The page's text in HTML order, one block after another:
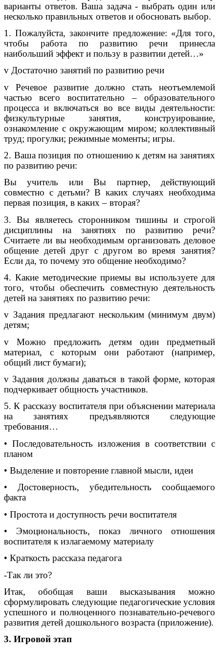
варианты ответов. Ваша задача - выбрать один или
несколько правильных ответов и обосновать выбор.
1. Пожалуйста, закончите предложение: «Для того,
чтобы работа по развитию речи принесла
наибольший эффект и пользу в развитии детей…»
v Достаточно занятий по развитию речи
v Речевое развитие должно стать неотъемлемой
частью всего воспитательно – образовательного
процесса и включаться во все виды деятельности:
физкультурные занятия, конструирование,
ознакомление с окружающим миром; коллективный
труд; прогулки; режимные моменты; игры.
2. Ваша позиция по отношению к детям на занятиях
по развитию речи:
Вы учитель или Вы партнер, действующий
совместно с детьми? В каких случаях необходима
первая позиция, в каких – вторая?
3. Вы являетесь сторонником тишины и строгой
дисциплины на занятиях по развитию речи?
Считаете ли вы необходимым организовать деловое
общение детей друг с другом во время занятия?
Если да, то почему это общение необходимо?
4. Какие методические приемы вы используете для
того, чтобы обеспечить совместную деятельность
детей на занятиях по развитию речи:
v Задания предлагают нескольким (минимум двум)
детям;
v Можно предложить детям один предметный
материал, с которым они работают (например,
общий лист бумаги);
v Задания должны даваться в такой форме, которая
подчеркивает общность участников.
5. К рассказу воспитателя при объяснении материала
на занятиях предъявляются следующие
требования…
• Последовательность изложения в соответствии с
планом
• Выделение и повторение главной мысли, идеи
• Достоверность, убедительность сообщаемого
факта
• Простота и доступность речи воспитателя
• Эмоциональность, показ личного отношения
воспитателя к излагаемому материалу
• Краткость рассказа педагога
-Так ли это?
Итак, обобщая ваши высказывания можно
сформулировать следующие педагогические условия
успешного и полноценного познавательно-речевого
развития детей дошкольного возраста (приложение).
3. Игровой этап